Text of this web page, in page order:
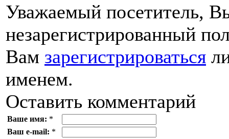
Уважаемый посетитель,
незарегистрированный
Вам зарегистрироваться
именем.
Оставить комментарий
Ваше имя: *
Ваш e-mail: *